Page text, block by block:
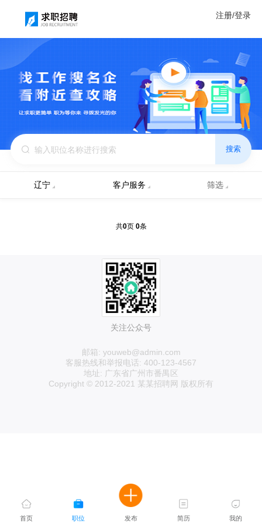
注册/登录
搜索
辽宁 客户服务 筛选
共0页 0条
关注公众号
邮箱: youweb@admin.com
客服热线和举报电话: 400-123-4567
地址: 广东省广州市番禺区
Copyright © 2012-2021 某某招聘网 版权所有
首页 职位 发布 简历 我的